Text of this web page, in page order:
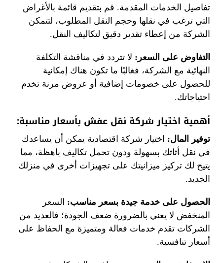
تفاصيل الخدمات المقدمة. قم بتقديم قائمة بالأغراض
التي ترغب في نقلها وحجم النقل المطلوب، لتتمكن
الشركة من إعطاء تقدير دقيق لتكاليف النقل.
التفاوض على السعر: لا تتردد في مناقشة التكلفة
النهائية مع الشركة، فغالبًا ما تكون هناك إمكانية
للحصول على خصومات إضافية أو عروض مرنة تخدم
احتياجاتك.
أهمية اختيار شركة نقل عفش بأسعار مناسبة:
توفير المال: اختيار شركة اقتصادية يمكن أن يساعدك
في نقل أثاثك بسهولة ودون تحمل تكاليف باهظة، مما
يتيح لك تركيز ميزانيتك على تجهيزات أخرى في منزلك
الجديد.
الحصول على خدمة جيدة بسعر مناسب: السعر
المنخفض لا يعني بالضرورة ضعف الجودة؛ فالعديد من
الشركات تقدم خدمات فعالة ومتميزة مع الحفاظ على
أسعار تنافسية.